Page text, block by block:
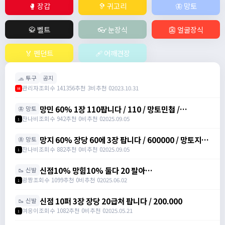
🥊 장갑 🦻 귀고리 🦋 망토
🥋 벨트 👓 눈장식 👺 얼굴장식
🏅 펜던트 🩹 어깨견장
🧢 투구 공지
M 관리자조회수 141356추천 3비추천 02023.10.31
🦋 망토 망민 60% 1장 110팝니다 / 110 / 망토민첩 /
https://open.kakao.com/o/svY6joQh
1 잔나비조회수 942추천 0비추천 02025.09.05
🦋 망토 망지 60% 장당 60에 3장 팝니다 / 600000 / 망토지력
주문서 / https://open.kakao.com/o/svY6joQh
1 잔나비조회수 882추천 0비추천 02025.09.05
🥾 신발 신점10% 망힘10% 둘다 20 팔아
요/https://open.kakao.com/o/s3bLwqtf /
1 광짱조회수 1099추천 0비추천 02025.06.02
🥾 신발 신점 10퍼 3장 장당 20급처 팝니다 / 200.000
1 여응이조회수 1082추천 0비추천 02025.05.21